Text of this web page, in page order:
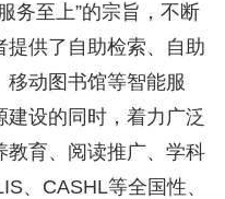
务至上”的宗旨，不断
供了自助检索、自助
动图书馆等智能服
设的同时，着力广泛
教育、阅读推广、学科
、CASHL等全国性、